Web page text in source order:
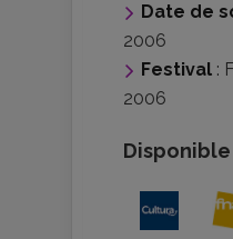
Date de
2006
Festival :
2006
Disponible